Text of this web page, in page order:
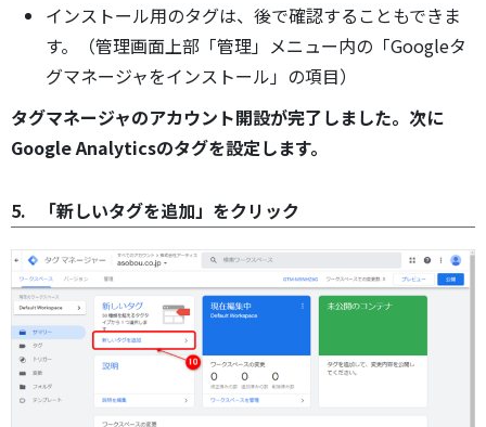
インストール用のタグは、後で確認することもできま
す。（管理画面上部「管理」メニュー内の「Googleタ
グマネージャをインストール」の項目）
タグマネージャのアカウント開設が完了しました。次に
Google Analyticsのタグを設定します。
5. 「新しいタグを追加」をクリック